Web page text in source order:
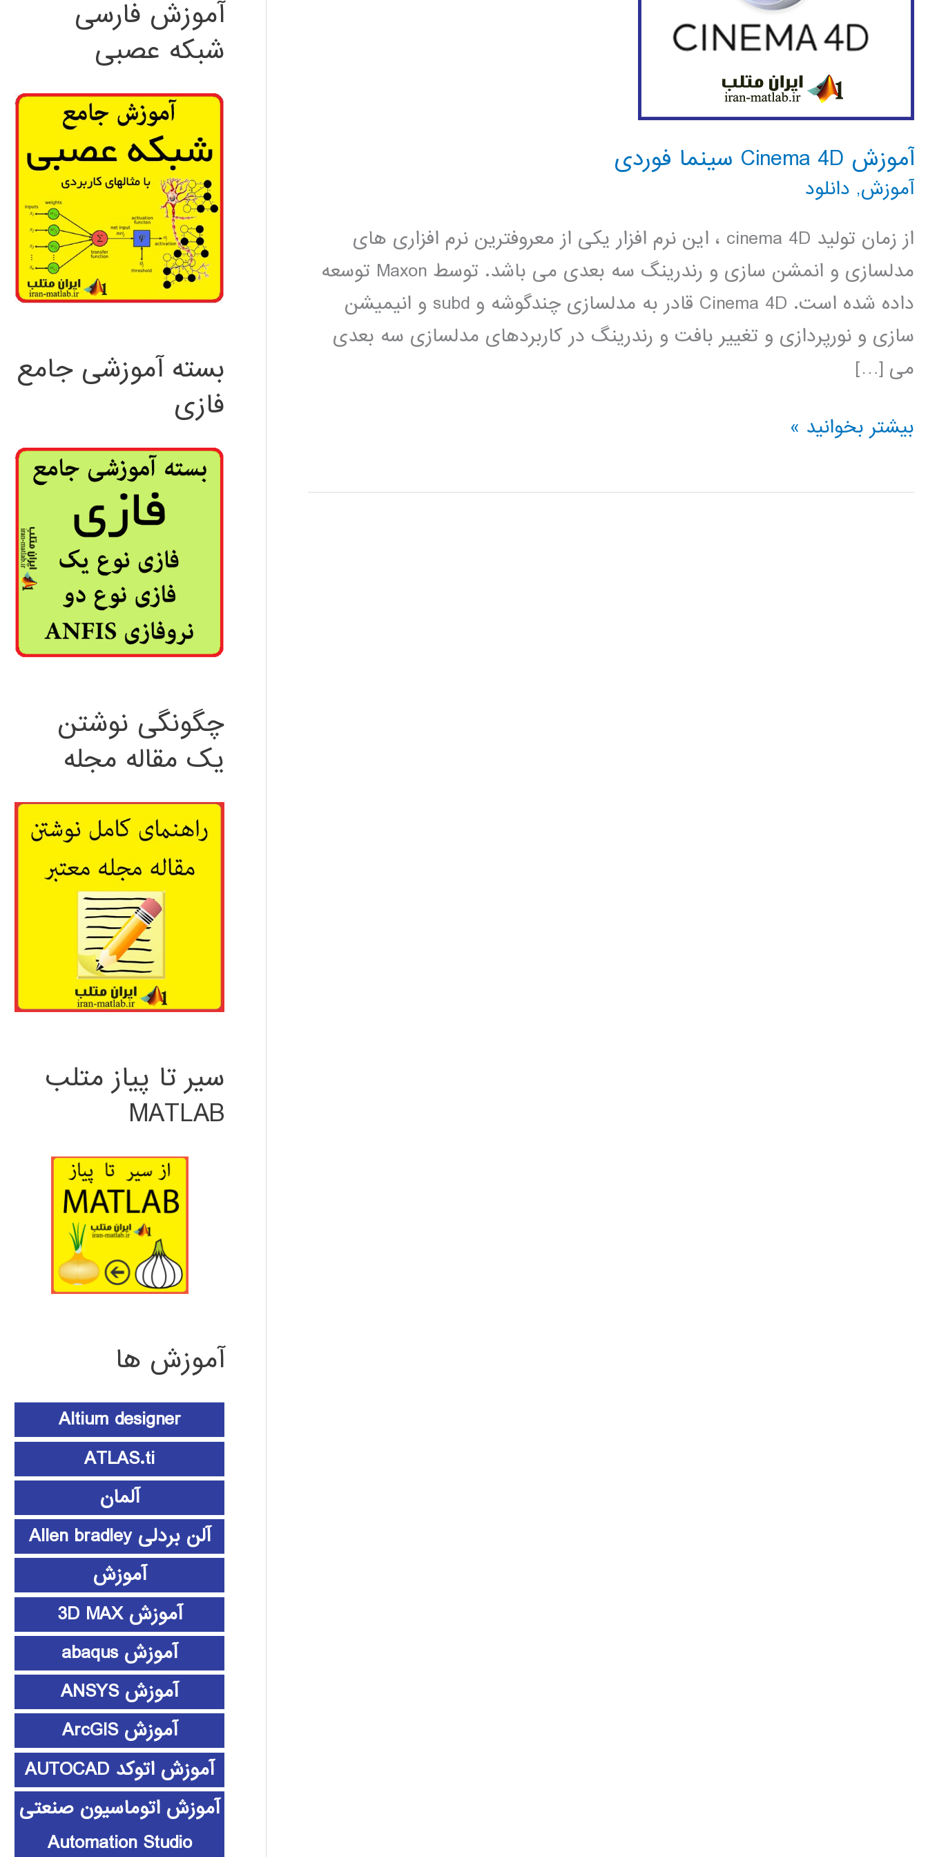
آموزش Cinema 4D سینما فوردی
آموزش, دانلود
از زمان تولید cinema 4D ، این نرم افزار یکی از معروفترین نرم افزاری های
مدلسازی و انمشن سازی و رندرینگ سه بعدی می باشد. توسط Maxon توسعه
داده شده است. Cinema 4D قادر به مدلسازی چندگوشه و subd و انیمیشن
سازی و نورپردازی و تغییر بافت و رندرینگ در کاربردهای مدلسازی سه بعدی
می […]
آموزش
4D
بیشتر بخوانید »
آموزش فارسی
شبکه عصبی
بسته آموزشی جامع
فازی
چگونگی نوشتن
یک مقاله مجله
سیر تا پیاز متلب
MATLAB
آموزش ها
Altium designer
ATLAS.ti
آلمان
آلن بردلی Allen bradley
آموزش
آموزش 3D MAX
آموزش abaqus
آموزش ANSYS
آموزش ArcGIS
آموزش اتوکد AUTOCAD
آموزش اتوماسیون صنعتی
Automation Studio